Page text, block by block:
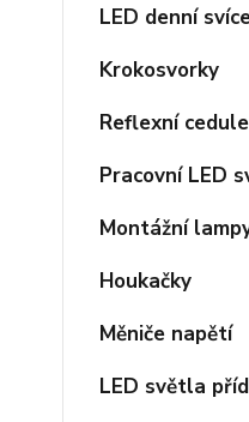
LED denní
Krokosvorky
Reflexní
Pracovní LED
Montážní
Houkačky
Měniče napětí
LED světla